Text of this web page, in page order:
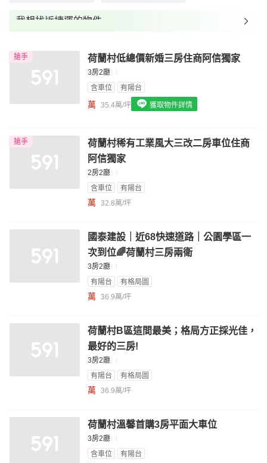
我想找近捷運的物件
我想找配備瓦斯爐的物件
我想找廁所開窗的物件
我想找具垃圾處理的物件
搶手 荷蘭村低總價新婚三房住商阿信獨家
3房2廳
含車位
有陽台
萬 35.4萬/坪 獲取物件詳情
搶手
荷蘭村稀有工業風大三改二房車位住商
阿信獨家
2房2廳
含車位
有陽台
萬 32.8萬/坪
國泰建設｜近68快速道路｜公園學區一
次到位🌈荷蘭村三房兩衛
3房2廳
有陽台
有格局圖
萬 36.9萬/坪
荷蘭村B區這間最美；格局方正採光佳，
最好的三房!
3房2廳
有陽台
有格局圖
萬 36.9萬/坪
荷蘭村溫馨首購3房平面大車位
3房2廳
含車位
有陽台